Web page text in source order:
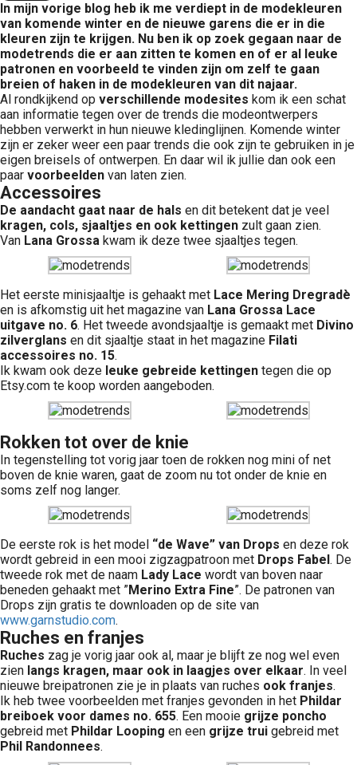
In mijn vorige blog heb ik me verdiept in de modekleuren
van komende winter en de nieuwe garens die er in die
kleuren zijn te krijgen. Nu ben ik op zoek gegaan naar de
modetrends die er aan zitten te komen en of er al leuke
patronen en voorbeeld te vinden zijn om zelf te gaan
breien of haken in de modekleuren van dit najaar.
Al rondkijkend op verschillende modesites kom ik een schat
aan informatie tegen over de trends die modeontwerpers
hebben verwerkt in hun nieuwe kledinglijnen. Komende winter
zijn er zeker weer een paar trends die ook zijn te gebruiken in je
eigen breisels of ontwerpen. En daar wil ik jullie dan ook een
paar voorbeelden van laten zien.
Accessoires
De aandacht gaat naar de hals en dit betekent dat je veel
kragen, cols, sjaaltjes en ook kettingen zult gaan zien.
Van Lana Grossa kwam ik deze twee sjaaltjes tegen.
Het eerste minisjaaltje is gehaakt met Lace Mering Dregradè
en is afkomstig uit het magazine van Lana Grossa Lace
uitgave no. 6. Het tweede avondsjaaltje is gemaakt met Divino
zilverglans en dit sjaaltje staat in het magazine Filati
accessoires no. 15.
Ik kwam ook deze leuke gebreide kettingen tegen die op
Etsy.com te koop worden aangeboden.
Rokken tot over de knie
In tegenstelling tot vorig jaar toen de rokken nog mini of net
boven de knie waren, gaat de zoom nu tot onder de knie en
soms zelf nog langer.
De eerste rok is het model “de Wave” van Drops en deze rok
wordt gebreid in een mooi zigzagpatroon met Drops Fabel. De
tweede rok met de naam Lady Lace wordt van boven naar
beneden gehaakt met ”Merino Extra Fine”. De patronen van
Drops zijn gratis te downloaden op de site van
www.garnstudio.com.
Ruches en franjes
Ruches zag je vorig jaar ook al, maar je blijft ze nog wel even
zien langs kragen, maar ook in laagjes over elkaar. In veel
nieuwe breipatronen zie je in plaats van ruches ook franjes.
Ik heb twee voorbeelden met franjes gevonden in het Phildar
breiboek voor dames no. 655. Een mooie grijze poncho
gebreid met Phildar Looping en een grijze trui gebreid met
Phil Randonnees.